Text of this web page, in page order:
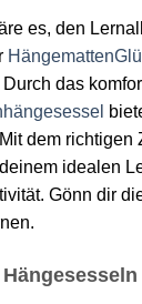
es, den
das
dem richtigen
idealen
Gönn dir